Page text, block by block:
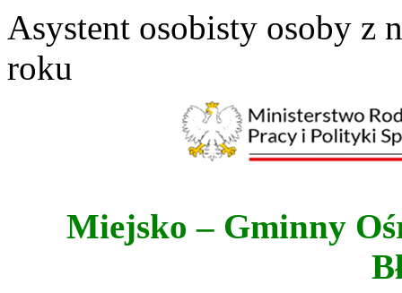
Asystent osobisty osoby z
roku
Miejsko – Gminny